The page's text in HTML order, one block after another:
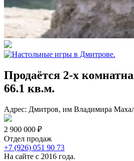
Продаётся 2-х
66.1 кв.м.
Адрес: Дмитров, им Владимира
2 900 000 ₽
Отдел продаж
+7 (926) 051 90 73
На сайте с 2016 года.